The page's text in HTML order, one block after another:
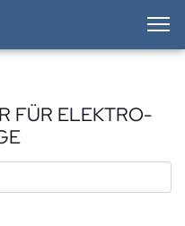
FÜR ELEKTRO-